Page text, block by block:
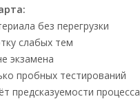
без перегрузки
слабых тем
экзамена
пробных тестирований
предсказуемости процесса